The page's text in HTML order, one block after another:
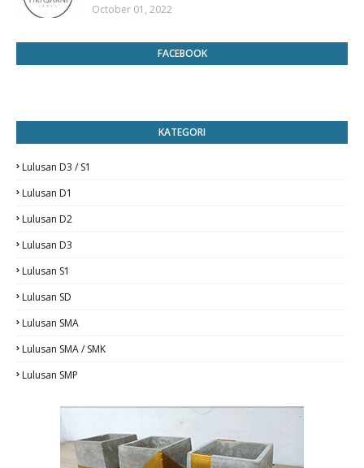
October 01, 2022
FACEBOOK
KATEGORI
Lulusan D3 / S1
Lulusan D1
Lulusan D2
Lulusan D3
Lulusan S1
Lulusan SD
Lulusan SMA
Lulusan SMA / SMK
Lulusan SMP